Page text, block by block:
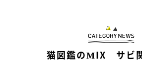
猫図鑑のMIX サビ